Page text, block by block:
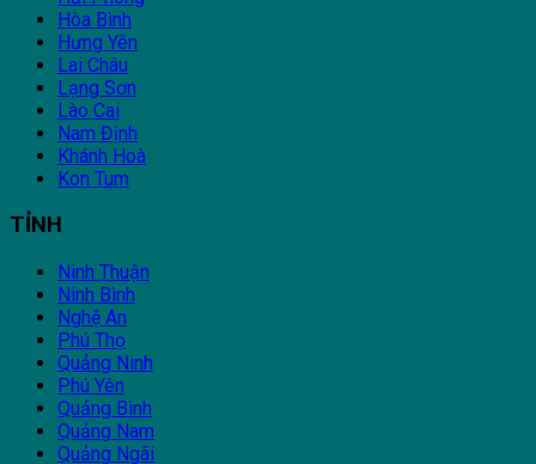
Hòa Bình
Hưng Yên
Lai Châu
Lạng Sơn
Lào Cai
Nam Định
Khánh Hoà
Kon Tum
TỈNH
Ninh Thuận
Ninh Bình
Nghệ An
Phú Thọ
Quảng Ninh
Phú Yên
Quảng Bình
Quảng Nam
Quảng Ngãi